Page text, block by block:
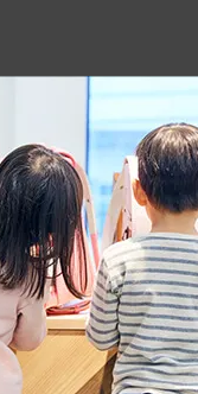
リのサイズ
！ ワ
う！